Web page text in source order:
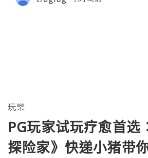
玩樂
PG玩家试玩疗愈首选
探险家》快递小猪带